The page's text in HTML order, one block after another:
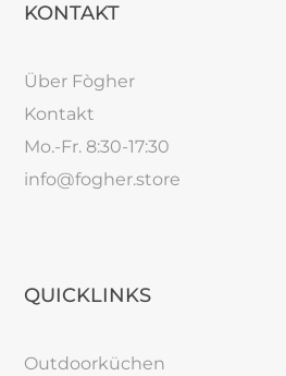
KONTAKT
Über Fògher
Kontakt
Mo.-Fr. 8:30-17:30
info@fogher.store
QUICKLINKS
Outdoorküchen